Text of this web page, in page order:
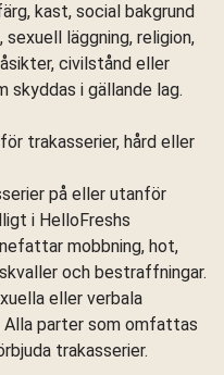
kast, social bakgrund
läggning, religion,
civilstånd eller
skyddas i gällande lag.
trakasserier, hård eller
på eller utanför
i HelloFreshs
mobbning, hot,
och bestraffningar.
eller verbala
parter som omfattas
trakasserier.